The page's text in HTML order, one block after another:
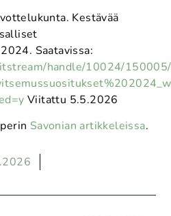
Kestävää
Saatavissa:
handle/10024/
Viitattu 5.5.2026
Savonian artikkeleissa.